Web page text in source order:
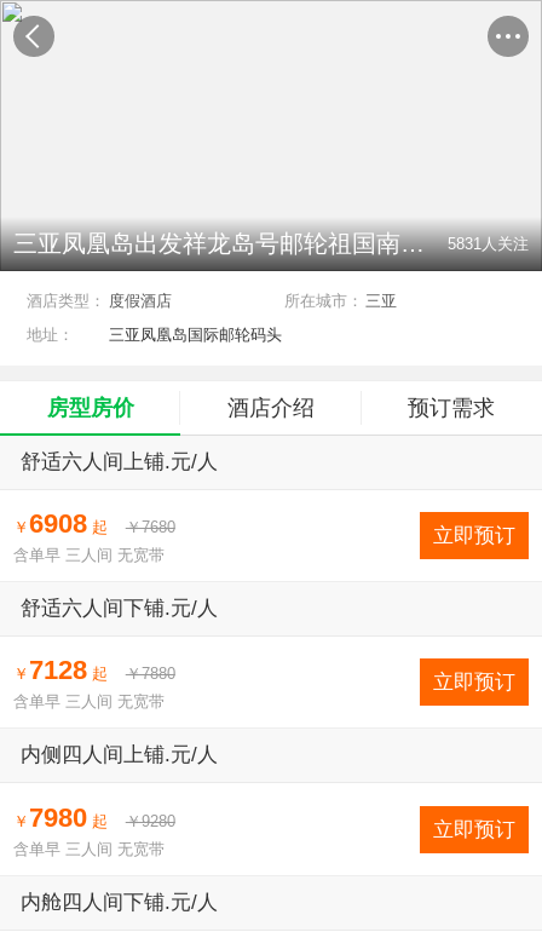
三亚凤凰岛出发祥龙岛号邮轮祖国南海西沙群岛度假游 5831人关注
酒店类型： 度假酒店 所在城市： 三亚
地址：
三亚凤凰岛国际邮轮码头
房型房价 酒店介绍 预订需求
舒适六人间上铺.元/人
￥6908 起
￥7680
含单早 三人间 无宽带
立即预订
舒适六人间下铺.元/人
￥ 7128 起
￥7880
含单早 三人间 无宽带
立即预订
内侧四人间上铺.元/人
￥ 7980 起
￥9280
含单早 三人间 无宽带
立即预订
内舱四人间下铺.元/人